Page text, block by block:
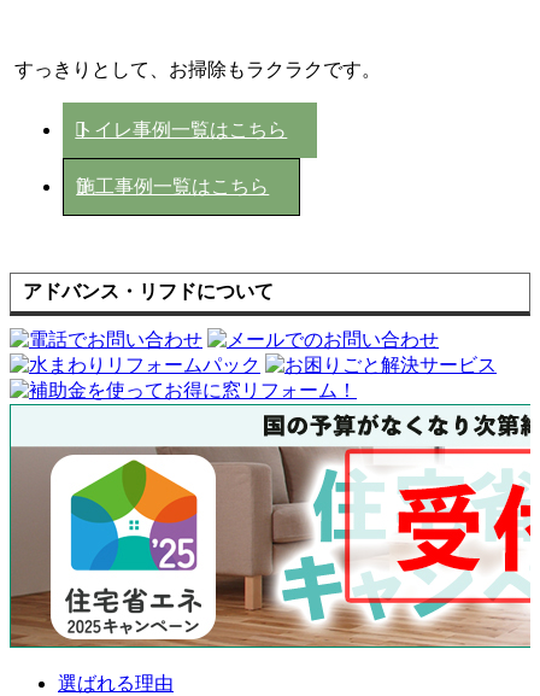
すっきりとして、お掃除もラクラクです。
トイレ事例一覧はこちら
施工事例一覧はこちら
アドバンス・リフドについて
選ばれる理由